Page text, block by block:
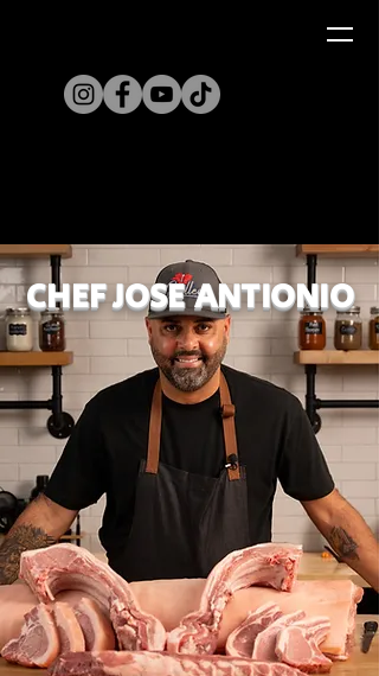
CHEF JOSE ANTIONIO
Suscríbete